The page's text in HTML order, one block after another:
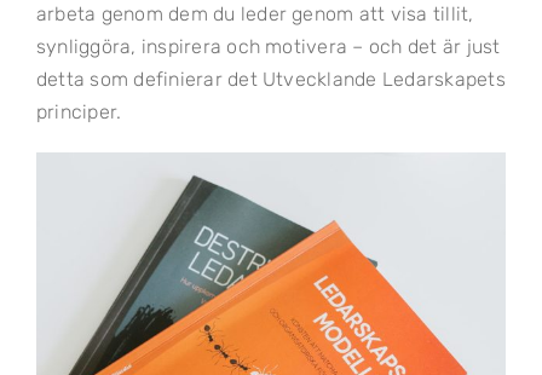
arbeta genom dem du leder genom att visa tillit,
synliggöra, inspirera och motivera – och det är just
detta som definierar det Utvecklande Ledarskapets
principer.